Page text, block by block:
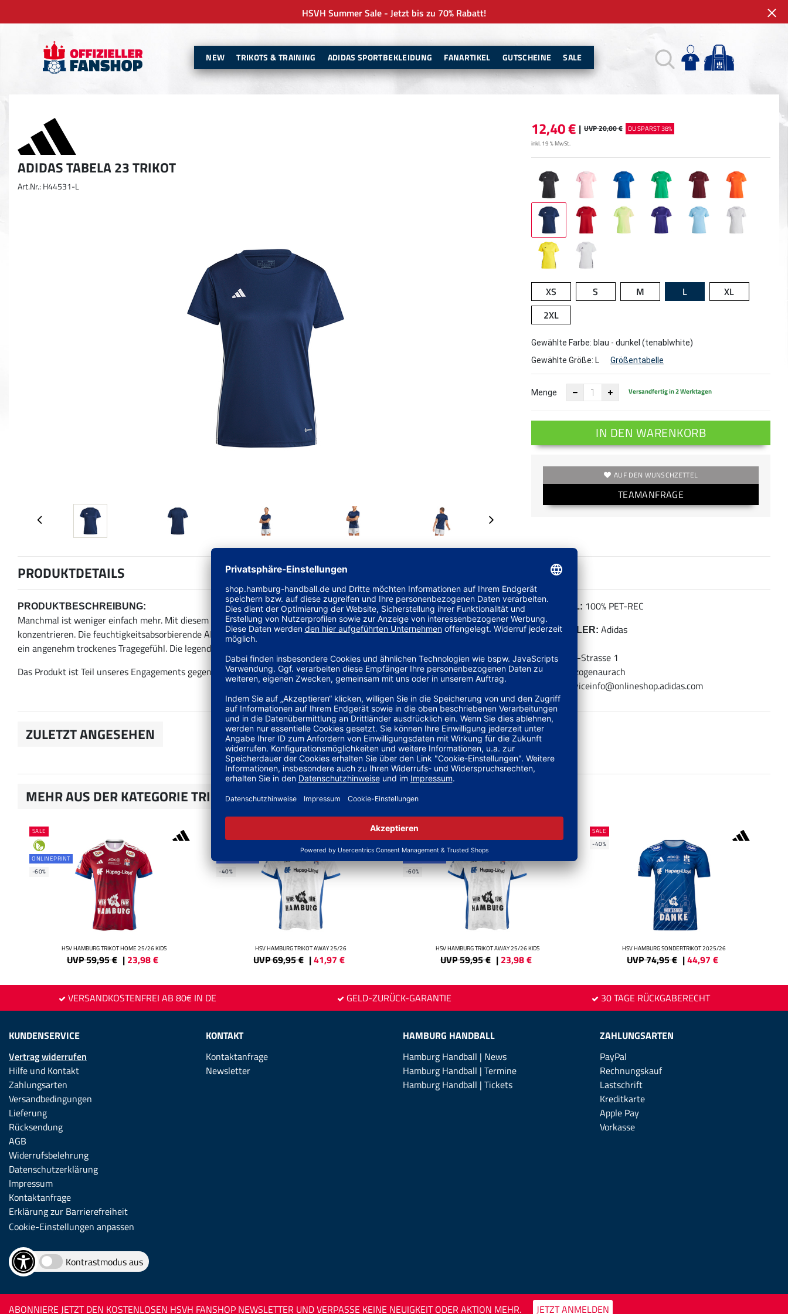
HSVH Summer Sale - Jetzt bis zu 70% Rabatt!
NEW TRIKOTS & TRAINING ADIDAS SPORTBEKLEIDUNG FANARTIKEL GUTSCHEINE SALE
ADIDAS TABELA 23 TRIKOT
Art.Nr.: H44531-L
12,40€ | UVP 20,00 € DU SPARST 38%
inkl. 19 % MwSt.
XS S M L
XL
2XL
Gewählte Farbe: blau - dunkel (tenablwhite)
Gewählte Größe: L Größentabelle
Menge Versandfertig in 2 Werktagen
IN DEN WARENKORB
AUF DEN WUNSCHZETTEL
TEAMANFRAGE
PRODUKTDETAILS
PRODUKTBESCHREIBUNG:
Manchmal ist weniger einfach mehr. Mit diesem minimalistischen adidas Trikot kannst du dich voll und ganz auf dein Ziel
konzentrieren. Die feuchtigkeitsabsorbierende AEROREADY Technologie und Mesh-Ärmel garantieren das ganze Spiel über
ein angenehm trockenes Tragegefühl. Die legendären 3-Streifen und das 3-Streifen Logo machen den Look komplett.
Das Produkt ist Teil unseres Engagements gegen Plastikmüll und besteht zu 100 % aus recycelten Materialien.
MATERIAL: 100% PET-REC
HERSTELLER: Adidas
Adi-Dassler-Strasse 1
91074 Herzogenaurach
E-Mail: serviceinfo@onlineshop.adidas.com
ZULETZT ANGESEHEN
MEHR AUS DER KATEGORIE TRIKOTS
SALE
ONLINEPRINT
-60%
HSV HAMBURG TRIKOT HOME 25/26 KIDS
UVP 59,95 € | 23,98€
-40%
HSV HAMBURG TRIKOT AWAY 25/26
UVP 69,95 € |41,97 €
SALE
-60%
HSV HAMBURG TRIKOT AWAY 25/26 KIDS
UVP 59,95 € | 23,98€
SALE
-40%
HSV HAMBURG SONDERTRIKOT 2025/26
UVP 74,95 € |44,97 €
VERSANDKOSTENFREI AB 80€ IN DE GELD-ZURÜCK-GARANTIE 30 TAGE RÜCKGABERECHT
KUNDENSERVICE
Vertrag widerrufen
Hilfe und Kontakt
Zahlungsarten
Versandbedingungen
Lieferung
Rücksendung
AGB
Widerrufsbelehrung
Datenschutzerklärung
Impressum
Kontaktanfrage
Erklärung zur Barrierefreiheit
Cookie-Einstellungen anpassen
Kontrastmodus aus
KONTAKT
Kontaktanfrage
Newsletter
HAMBURG HANDBALL
Hamburg Handball | News
Hamburg Handball | Termine
Hamburg Handball | Tickets
ZAHLUNGSARTEN
PayPal
Rechnungskauf
Lastschrift
Kreditkarte
Apple Pay
Vorkasse
ABONNIERE JETZT DEN KOSTENLOSEN HSVH FANSHOP NEWSLETTER UND VERPASSE KEINE NEUIGKEIT ODER AKTION MEHR. JETZT ANMELDEN